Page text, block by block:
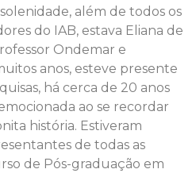
além de todos os
do IAB, estava Eliana de
Ondemar e
anos, esteve presente
há cerca de 20 anos
ao se recordar
história. Estiveram
de todas as
de Pós-graduação em